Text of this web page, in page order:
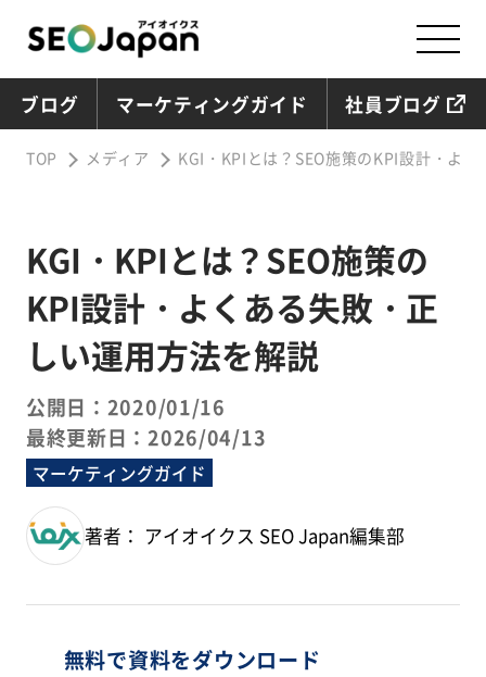
ブログ マーケティングガイド 社員ブログ
TOP メディア KGI・KPIとは？SEO施策のKPI設計・よ
KGI・KPIとは？SEO施策の
KPI設計・よくある失敗・正
しい運用方法を解説
公開日：2020/01/16
最終更新日：2026/04/13
マーケティングガイド
著者： アイオイクス SEO Japan編集部
無料で資料をダウンロード